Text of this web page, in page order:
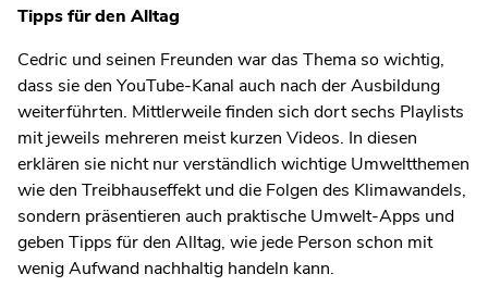
Tipps für den Alltag
Cedric und seinen Freunden war das Thema so wichtig,
dass sie den YouTube-Kanal auch nach der Ausbildung
weiterführten. Mittlerweile finden sich dort sechs Playlists
mit jeweils mehreren meist kurzen Videos. In diesen
erklären sie nicht nur verständlich wichtige Umweltthemen
wie den Treibhauseffekt und die Folgen des Klimawandels,
sondern präsentieren auch praktische Umwelt-Apps und
geben Tipps für den Alltag, wie jede Person schon mit
wenig Aufwand nachhaltig handeln kann.